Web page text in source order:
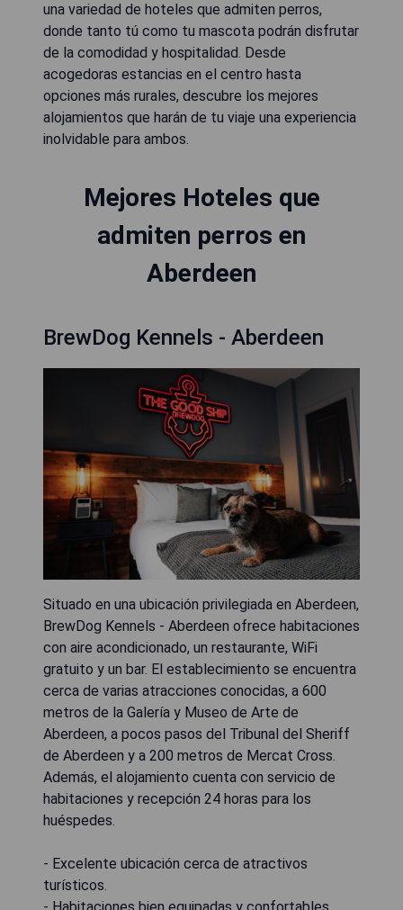
una variedad de hoteles que admiten perros,
donde tanto tú como tu mascota podrán disfrutar
de la comodidad y hospitalidad. Desde
acogedoras estancias en el centro hasta
opciones más rurales, descubre los mejores
alojamientos que harán de tu viaje una experiencia
inolvidable para ambos.
Mejores Hoteles que
admiten perros en
Aberdeen
BrewDog Kennels - Aberdeen
Situado en una ubicación privilegiada en Aberdeen,
BrewDog Kennels - Aberdeen ofrece habitaciones
con aire acondicionado, un restaurante, WiFi
gratuito y un bar. El establecimiento se encuentra
cerca de varias atracciones conocidas, a 600
metros de la Galería y Museo de Arte de
Aberdeen, a pocos pasos del Tribunal del Sheriff
de Aberdeen y a 200 metros de Mercat Cross.
Además, el alojamiento cuenta con servicio de
habitaciones y recepción 24 horas para los
huéspedes.
- Excelente ubicación cerca de atractivos
turísticos.